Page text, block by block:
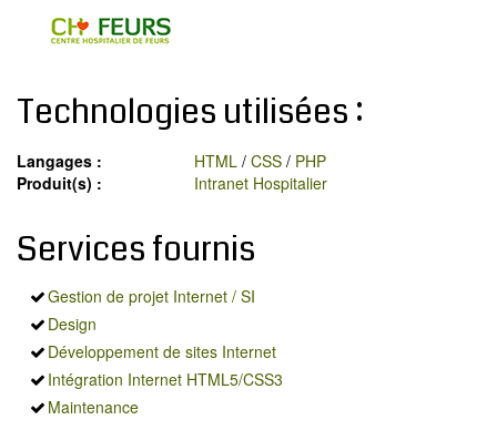
OFFRES E-SANTÉ
Rechercher
Technologies utilisées :
Langages : HTML / CSS / PHP
Produit(s) :
Intranet Hospitalier
Services fournis
Gestion de projet Internet / SI
Design
Développement de sites Internet
Intégration Internet HTML5/CSS3
Maintenance